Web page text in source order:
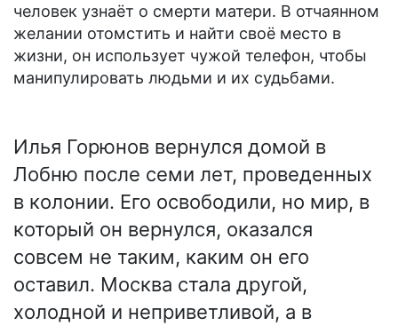
человек узнаёт о смерти матери. В отчаянном
желании отомстить и найти своё место в
жизни, он использует чужой телефон, чтобы
манипулировать людьми и их судьбами.
Илья Горюнов вернулся домой в
Лобню после семи лет, проведенных
в колонии. Его освободили, но мир, в
который он вернулся, оказался
совсем не таким, каким он его
оставил. Москва стала другой,
холодной и неприветливой, а в